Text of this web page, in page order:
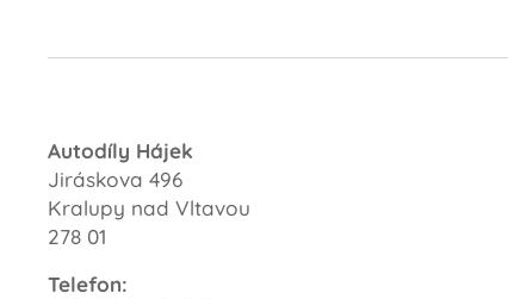
Autodíly Hájek
Jiráskova 496
Kralupy nad Vltavou
278 01
Telefon: